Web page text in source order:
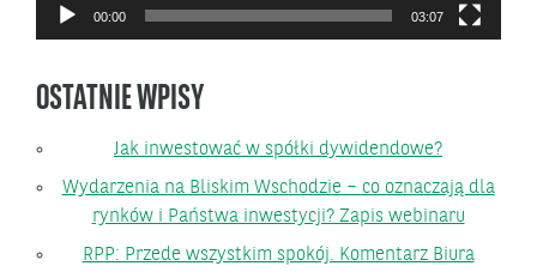
00:00 03:07
OSTATNIE WPISY
Jak inwestować w spółki dywidendowe?
Wydarzenia na Bliskim Wschodzie – co oznaczają dla
rynków i Państwa inwestycji? Zapis webinaru
RPP: Przede wszystkim spokój. Komentarz Biura